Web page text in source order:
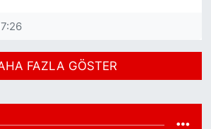
FAZLA GÖSTER